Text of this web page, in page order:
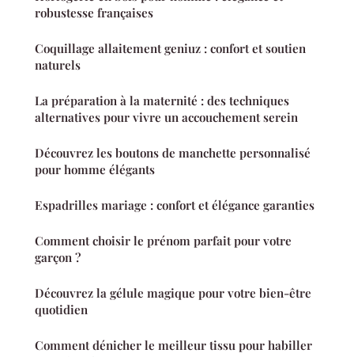
robustesse françaises
Coquillage allaitement geniuz : confort et soutien
naturels
La préparation à la maternité : des techniques
alternatives pour vivre un accouchement serein
Découvrez les boutons de manchette personnalisé
pour homme élégants
Espadrilles mariage : confort et élégance garanties
Comment choisir le prénom parfait pour votre
garçon ?
Découvrez la gélule magique pour votre bien-être
quotidien
Comment dénicher le meilleur tissu pour habiller